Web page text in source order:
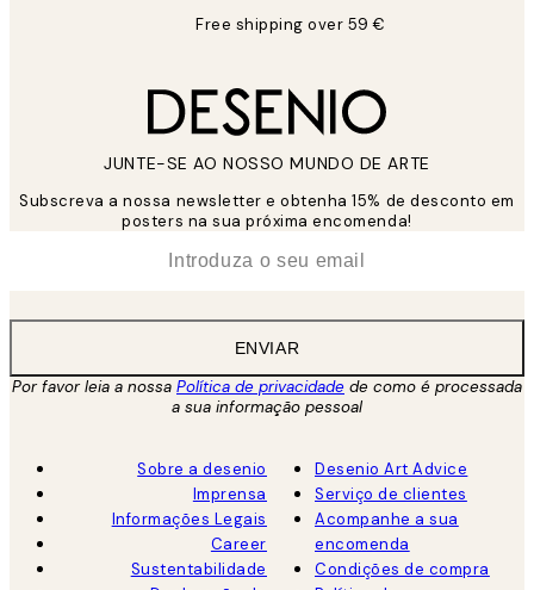
Free shipping over 59 €
JUNTE-SE AO NOSSO MUNDO DE ARTE
Subscreva a nossa newsletter e obtenha 15% de desconto em
posters na sua próxima encomenda!
ENVIAR
Por favor leia a nossa Política de privacidade de como é processada
a sua informação pessoal
Sobre a desenio
Imprensa
Informações Legais
Career
Sustentabilidade
Desenio Art Advice
Serviço de clientes
Acompanhe a sua
encomenda
Condições de compra